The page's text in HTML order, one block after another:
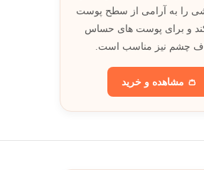
را به آرامی از سطح پوست
و برای پوست های حساس
چشم نيز مناسب است.
👛 مشاهده و خريد